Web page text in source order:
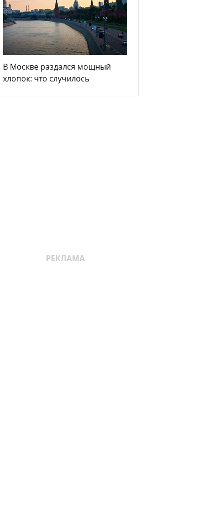
В Москве раздался мощный
хлопок: что случилось